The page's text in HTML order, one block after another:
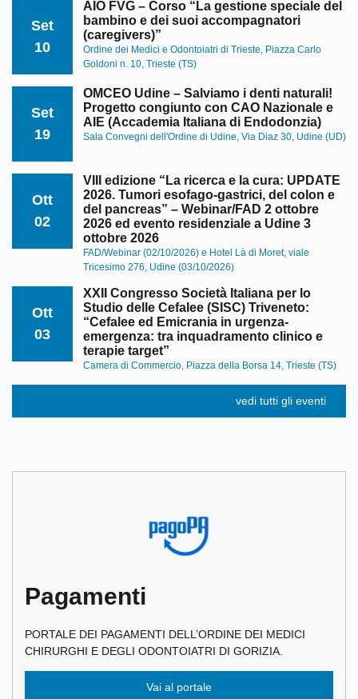
Set
10
AIO FVG – Corso “La gestione speciale del
bambino e dei suoi accompagnatori
(caregivers)”
Ordine dei Medici e Odontoiatri di Trieste, Piazza Carlo
Goldoni n. 10, Trieste (TS)
Set
19
OMCEO Udine – Salviamo i denti naturali!
Progetto congiunto con CAO Nazionale e
AIE (Accademia Italiana di Endodonzia)
Sala Convegni dell'Ordine di Udine, Via Diaz 30, Udine (UD)
Ott
02
VIII edizione “La ricerca e la cura: UPDATE
2026. Tumori esofago-gastrici, del colon e
del pancreas” – Webinar/FAD 2 ottobre
2026 ed evento residenziale a Udine 3
ottobre 2026
FAD/Webinar (02/10/2026) e Hotel Là di Moret, viale
Tricesimo 276, Udine (03/10/2026)
Ott
03
XXII Congresso Società Italiana per lo
Studio delle Cefalee (SISC) Triveneto:
“Cefalee ed Emicrania in urgenza-
emergenza: tra inquadramento clinico e
terapie target”
Camera di Commercio, Piazza della Borsa 14, Trieste (TS)
vedi tutti gli eventi
Pagamenti
PORTALE DEI PAGAMENTI DELL’ORDINE DEI MEDICI
CHIRURGHI E DEGLI ODONTOIATRI DI GORIZIA.
Vai al portale